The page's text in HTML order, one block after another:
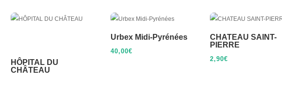
HÔPITAL DU
CHÂTEAU
Urbex Midi-Pyrénées
40,00€
CHATEAU SAINT-
PIERRE
2,90€